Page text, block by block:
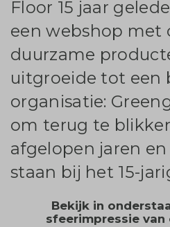
Floor 15 jaar
een webshop met
duurzame
uitgroeide tot een
organisatie:
om terug te
afgelopen jaren
staan bij het 15-
Bekijk in
sfeerimpressie van